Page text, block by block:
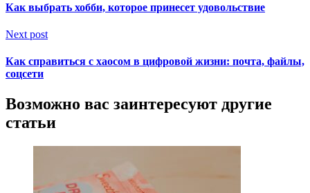
Как выбрать хобби, которое принесет удовольствие
Next post
Как справиться с хаосом в цифровой жизни: почта, файлы,
соцсети
Возможно вас заинтересуют другие
статьи